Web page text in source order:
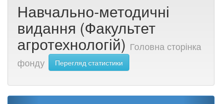
Навчально-методичні
видання (Факультет
агротехнологій) Головна сторінка
фонду
Перегляд статистики